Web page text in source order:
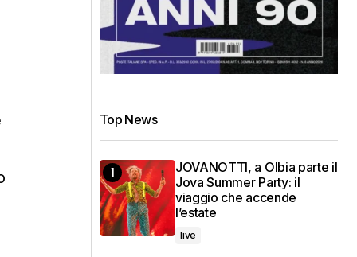
Top News
JOVANOTTI, a Olbia parte il
Jova Summer Party: il
viaggio che accende
l’estate
live